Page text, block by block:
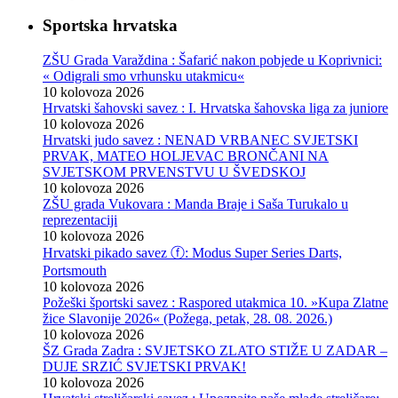
Sportska hrvatska
ZŠU Grada Varaždina : Šafarić nakon pobjede u Koprivnici:
« Odigrali smo vrhunsku utakmicu«
10 kolovoza 2026
Hrvatski šahovski savez : I. Hrvatska šahovska liga za juniore
10 kolovoza 2026
Hrvatski judo savez : NENAD VRBANEC SVJETSKI
PRVAK, MATEO HOLJEVAC BRONČANI NA
SVJETSKOM PRVENSTVU U ŠVEDSKOJ
10 kolovoza 2026
ZŠU grada Vukovara : Manda Braje i Saša Turukalo u
reprezentaciji
10 kolovoza 2026
Hrvatski pikado savez ⓕ: Modus Super Series Darts,
Portsmouth
10 kolovoza 2026
Požeški športski savez : Raspored utakmica 10. »Kupa Zlatne
žice Slavonije 2026« (Požega, petak, 28. 08. 2026.)
10 kolovoza 2026
ŠZ Grada Zadra : SVJETSKO ZLATO STIŽE U ZADAR –
DUJE SRZIĆ SVJETSKI PRVAK!
10 kolovoza 2026